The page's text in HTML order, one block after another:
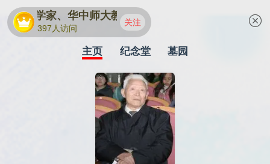
地理学家、华中师大教授景才瑞
397人访问
关注
主页 纪念堂 墓园